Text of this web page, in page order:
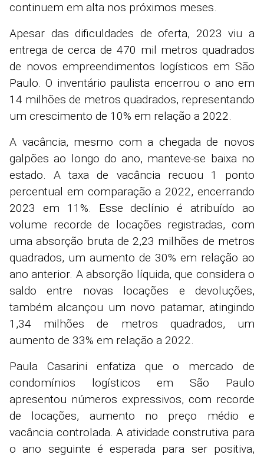
continuem em alta nos próximos meses.
Apesar das dificuldades de oferta, 2023 viu a
entrega de cerca de 470 mil metros quadrados
de novos empreendimentos logísticos em São
Paulo. O inventário paulista encerrou o ano em
14 milhões de metros quadrados, representando
um crescimento de 10% em relação a 2022.
A vacância, mesmo com a chegada de novos
galpões ao longo do ano, manteve-se baixa no
estado. A taxa de vacância recuou 1 ponto
percentual em comparação a 2022, encerrando
2023 em 11%. Esse declínio é atribuído ao
volume recorde de locações registradas, com
uma absorção bruta de 2,23 milhões de metros
quadrados, um aumento de 30% em relação ao
ano anterior. A absorção líquida, que considera o
saldo entre novas locações e devoluções,
também alcançou um novo patamar, atingindo
1,34 milhões de metros quadrados, um
aumento de 33% em relação a 2022.
Paula Casarini enfatiza que o mercado de
condomínios logísticos em São Paulo
apresentou números expressivos, com recorde
de locações, aumento no preço médio e
vacância controlada. A atividade construtiva para
o ano seguinte é esperada para ser positiva,